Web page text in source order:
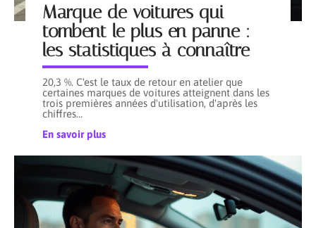
Marque de voitures qui
tombent le plus en panne :
les statistiques à connaître
20,3 %. C'est le taux de retour en atelier que
certaines marques de voitures atteignent dans les
trois premières années d'utilisation, d'après les
chiffres…
En savoir plus